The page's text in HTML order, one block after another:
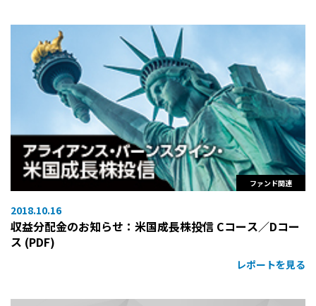
ファンド関連
2018.10.16
収益分配金のお知らせ：米国成長株投信 Cコース／Dコー
ス (PDF)
レポートを見る